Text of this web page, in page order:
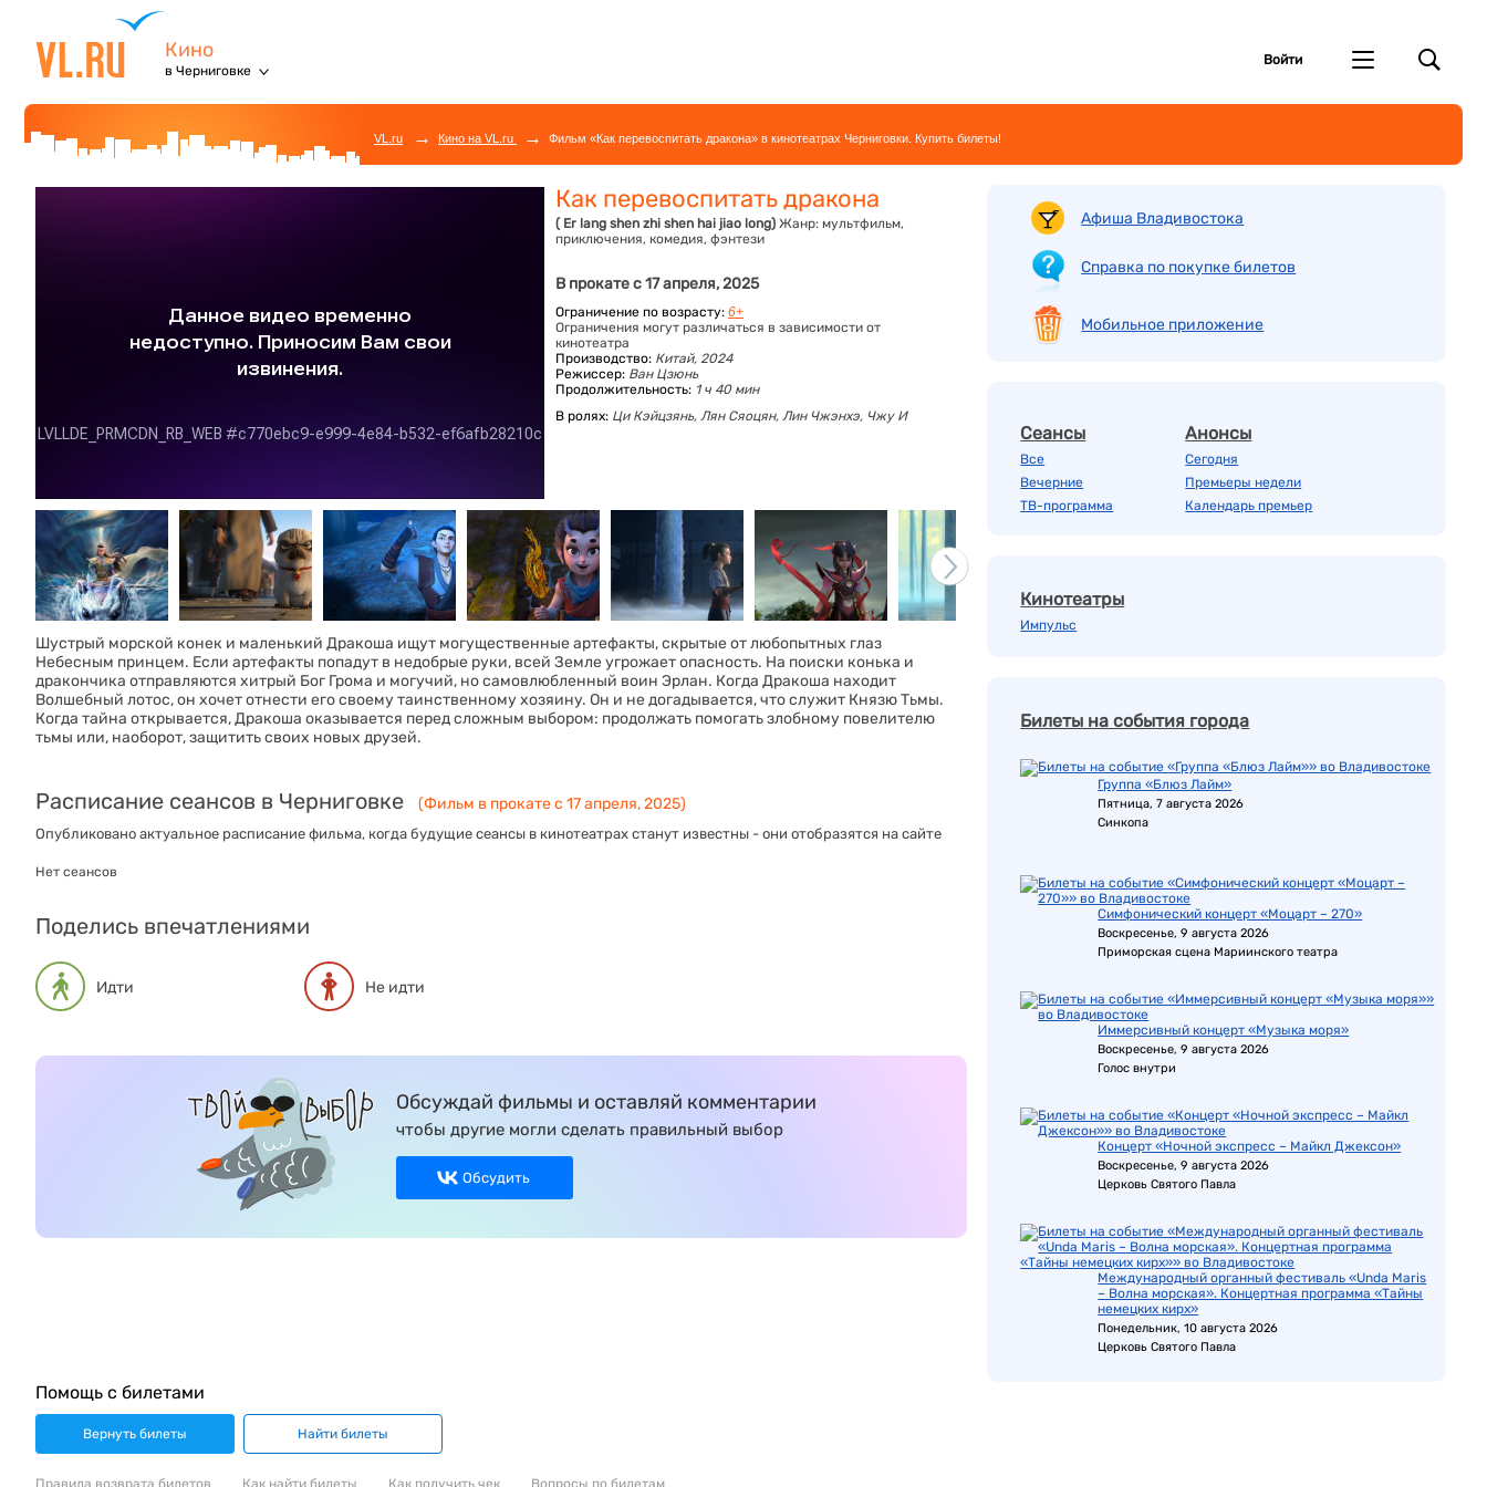
Кино
в Черниговке
Войти
VL.ru → Кино на VL.ru → Фильм «Как перевоспитать дракона» в кинотеатрах Черниговки. Купить билеты!
Как перевоспитать дракона
( Er lang shen zhi shen hai jiao long) Жанр: мультфильм,
приключения, комедия, фэнтези
В прокате с 17 апреля, 2025
Ограничение по возрасту: 6+
Ограничения могут различаться в зависимости от
кинотеатра
Производство: Китай, 2024
Режиссер: Ван Цзюнь
Продолжительность: 1 ч 40 мин
В ролях: Ци Кэйцзянь, Лян Сяоцян, Лин Чжэнхэ, Чжу И
Шустрый морской конек и маленький Дракоша ищут могущественные артефакты, скрытые от любопытных глаз
Небесным принцем. Если артефакты попадут в недобрые руки, всей Земле угрожает опасность. На поиски конька и
дракончика отправляются хитрый Бог Грома и могучий, но самовлюбленный воин Эрлан. Когда Дракоша находит
Волшебный лотос, он хочет отнести его своему таинственному хозяину. Он и не догадывается, что служит Князю Тьмы.
Когда тайна открывается, Дракоша оказывается перед сложным выбором: продолжать помогать злобному повелителю
тьмы или, наоборот, защитить своих новых друзей.
Расписание сеансов в Черниговке (Фильм в прокате с 17 апреля, 2025)
Опубликовано актуальное расписание фильма, когда будущие сеансы в кинотеатрах станут известны - они отобразятся на сайте
Нет сеансов
Поделись впечатлениями
Идти Не идти
Обсуждай фильмы и оставляй комментарии
чтобы другие могли сделать правильный выбор
Обсудить
Афиша Владивостока
Справка по покупке билетов
Мобильное приложение
Сеансы
Все
Вечерние
ТВ-программа
Анонсы
Сегодня
Премьеры недели
Календарь премьер
Кинотеатры
Импульс
Билеты на события города
Группа «Блюз Лайм»
Пятница, 7 августа 2026
Синкопа
Симфонический концерт «Моцарт – 270»
Воскресенье, 9 августа 2026
Приморская сцена Мариинского театра
Иммерсивный концерт «Музыка моря»
Воскресенье, 9 августа 2026
Голос внутри
Концерт «Ночной экспресс – Майкл Джексон»
Воскресенье, 9 августа 2026
Церковь Святого Павла
Международный органный фестиваль «Unda Maris
– Волна морская». Концертная программа «Тайны
немецких кирх»
Понедельник, 10 августа 2026
Церковь Святого Павла
Помощь с билетами
Вернуть билеты Найти билеты
Правила возврата билетов Как найти билеты Как получить чек Вопросы по билетам